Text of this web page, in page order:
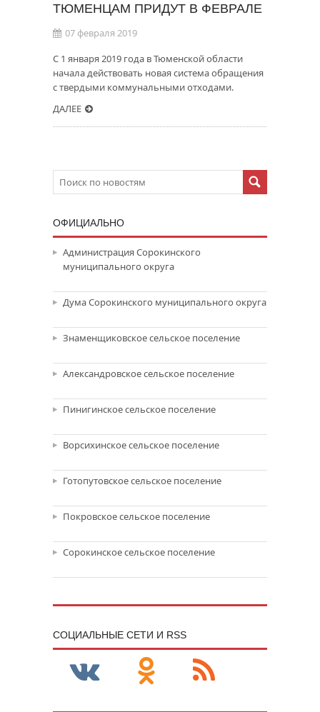
ТЮМЕНЦАМ ПРИДУТ В ФЕВРАЛЕ
07 февраля 2019
С 1 января 2019 года в Тюменской области
начала действовать новая система обращения
с твердыми коммунальными отходами.
ДАЛЕЕ
ОФИЦИАЛЬНО
Администрация Сорокинского
муниципального округа
Дума Сорокинского муниципального округа
Знаменщиковское сельское поселение
Александровское сельское поселение
Пинигинское сельское поселение
Ворсихинское сельское поселение
Готопутовское сельское поселение
Покровское сельское поселение
Сорокинское сельское поселение
CОЦИАЛЬНЫЕ СЕТИ И RSS